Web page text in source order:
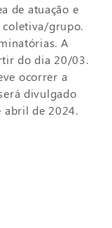
de atuação e
grupo.
A
do dia 20/03.
ocorrer a
divulgado
abril de 2024.